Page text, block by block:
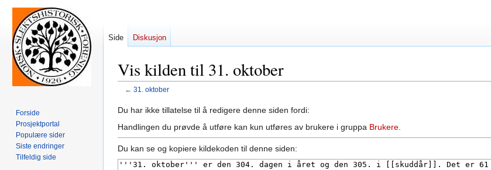
Vis kilden til 31. oktober
← 31. oktober
Hopp
til
Hopp
til
Du har ikke tillatelse til å redigere denne siden fordi:
Handlingen du prøvde å utføre kan kun utføres av brukere i gruppa Brukere
Du kan se og kopiere kildekoden til denne siden:
Side Diskusjon
Forside
Prosjektportal
Populære sider
Siste endringer
Tilfeldig side